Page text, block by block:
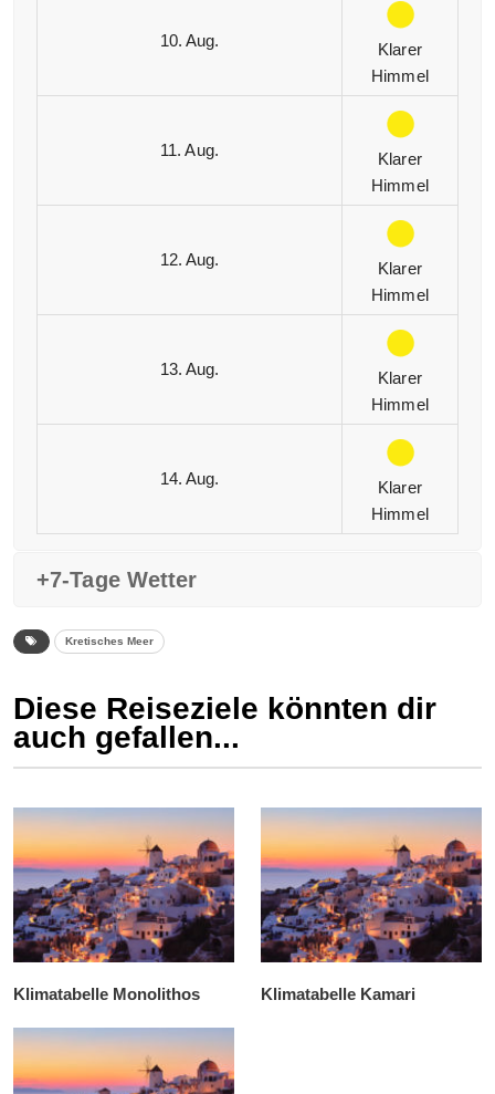
10. Aug.
Klarer
Himmel
11. Aug.
Klarer
Himmel
12. Aug.
Klarer
Himmel
13. Aug.
Klarer
Himmel
14. Aug.
Klarer
Himmel
+7-Tage Wetter
Kretisches Meer
Diese Reiseziele könnten dir
auch gefallen...
Klimatabelle Monolithos Klimatabelle Kamari